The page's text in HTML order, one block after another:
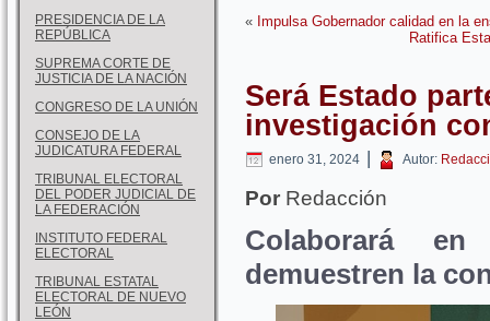
PRESIDENCIA DE LA
REPÚBLICA
SUPREMA CORTE DE
JUSTICIA DE LA NACIÓN
CONGRESO DE LA UNIÓN
CONSEJO DE LA
JUDICATURA FEDERAL
TRIBUNAL ELECTORAL
DEL PODER JUDICIAL DE
LA FEDERACIÓN
INSTITUTO FEDERAL
ELECTORAL
TRIBUNAL ESTATAL
ELECTORAL DE NUEVO
LEÓN
« Impulsa Gobernador calidad en la
Ratifica
Será Estado
investigación
enero 31, 2024 | Autor:
Por Redacción
Colaborará
demuestren la